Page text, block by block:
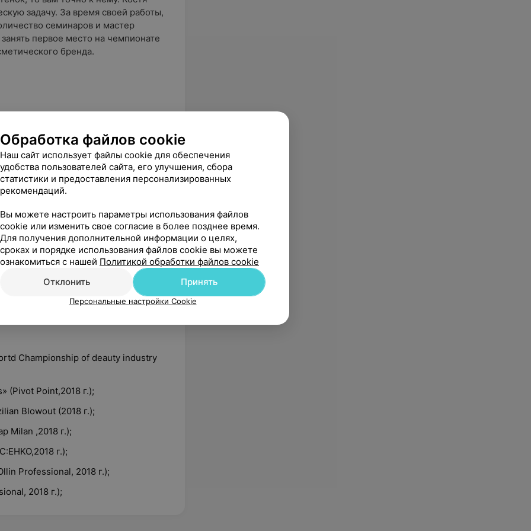
задачу. За время своей работы,
семинаров и мастер
первое место на чемпионате
бренда.
(Академия стиля, 2016г.);
Street Style» (Роза ветров,
стрижка с двумя пожеланиями»
образ Streetstyle» (Минский
Diciotto);
(Alfaparf Milano,2017);
с осветляющими продуктами с
Championship of deauty industry
(Pivot Point,2018 г.);
Blowout (2018 г.);
Milan ,2018 г.);
г.);
Professional, 2018 г.);
2018 г.);
Обработка файлов cookie
Наш сайт использует файлы cookie для обеспечения
удобства пользователей сайта, его улучшения, сбора
статистики и предоставления персонализированных
рекомендаций.
Вы можете настроить параметры использования файлов
cookie или изменить свое согласие в более позднее время.
Для получения дополнительной информации о целях,
сроках и порядке использования файлов cookie вы можете
ознакомиться с нашей Политикой обработки файлов cookie
Отклонить
Принять
Персональные настройки Cookie